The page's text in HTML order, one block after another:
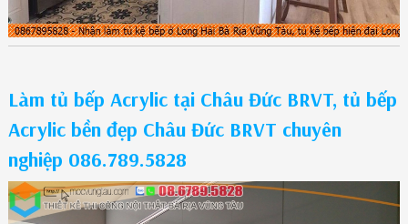
Làm tủ bếp Acrylic tại Châu Đức BRVT, tủ bếp
Acrylic bền đẹp Châu Đức BRVT chuyên
nghiệp 086.789.5828